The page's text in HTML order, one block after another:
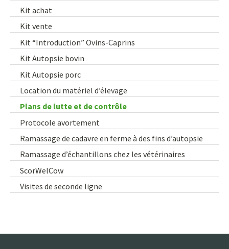
Kit achat
Kit vente
Kit “Introduction” Ovins-Caprins
Kit Autopsie bovin
Kit Autopsie porc
Location du matériel d’élevage
Plans de lutte et de contrôle
Protocole avortement
Ramassage de cadavre en ferme à des fins d’autopsie
Ramassage d’échantillons chez les vétérinaires
ScorWelCow
Visites de seconde ligne